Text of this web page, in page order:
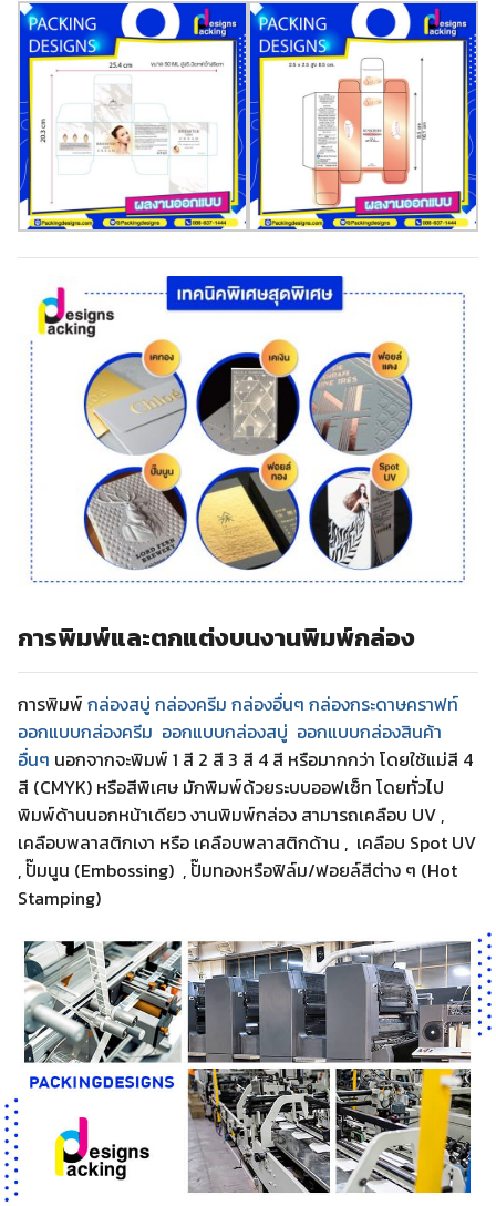
การพิมพ์และตกแต่งบนงานพิมพ์กล่อง
การพิมพ์ กล่องสบู่ กล่องครีม กล่องอื่นๆ กล่องกระดาษคราฟท์
ออกแบบกล่องครีม ออกแบบกล่องสบู่ ออกแบบกล่องสินค้า
อื่นๆ นอกจากจะพิมพ์ 1 สี 2 สี 3 สี 4 สี หรือมากกว่า โดยใช้แม่สี 4
สี (CMYK) หรือสีพิเศษ มักพิมพ์ด้วยระบบออฟเซ็ท โดยทั่วไป
พิมพ์ด้านนอกหน้าเดียว งานพิมพ์กล่อง สามารถเคลือบ UV ,
เคลือบพลาสติกเงา หรือ เคลือบพลาสติกด้าน , เคลือบ Spot UV
, ปั๊มนูน (Embossing) , ปั๊มทองหรือฟิล์ม/ฟอยล์สีต่าง ๆ (Hot
Stamping)